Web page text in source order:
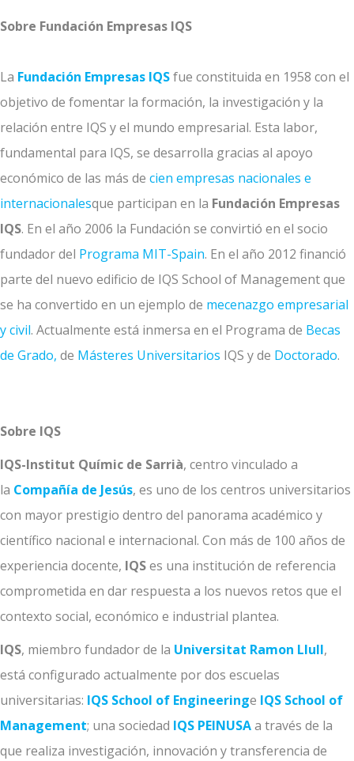
Sobre Fundación Empresas IQS
La Fundación Empresas IQSfue constituida en 1958 con el
objetivo de fomentar la formación, la investigación y la
relación entre IQS y el mundo empresarial. Esta labor,
fundamental para IQS, se desarrolla gracias al apoyo
económico de las más de cien empresas nacionales e
internacionalesque participan en la Fundación Empresas
IQS. En el año 2006 la Fundación se convirtió en el socio
fundador del Programa MIT-Spain. En el año 2012 financió
parte del nuevo edificio de IQS School of Management que
se ha convertido en un ejemplo de mecenazgo empresarial
y civil. Actualmente está inmersa en el Programa de Becas
de Grado, de Másteres Universitarios IQS y de Doctorado.
Sobre IQS
IQS-Institut Químic de Sarrià, centro vinculado a
la Compañía de Jesús, es uno de los centros universitarios
con mayor prestigio dentro del panorama académico y
científico nacional e internacional. Con más de 100 años de
experiencia docente, IQSes una institución de referencia
comprometida en dar respuesta a los nuevos retos que el
contexto social, económico e industrial plantea.
IQS, miembro fundador de la Universitat Ramon Llull,
está configurado actualmente por dos escuelas
universitarias: IQS School of Engineeringe IQS School of
Management; una sociedad IQS PEINUSAa través de la
que realiza investigación, innovación y transferencia de